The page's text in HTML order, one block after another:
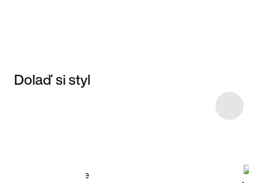
Dolaď si styl